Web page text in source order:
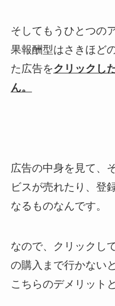
そしてもうひとつの
果報酬型はさきほど
た広告をクリックし
ん。
広告の中身を見て、
ビスが売れたり、登
なるものなんです。
なので、クリックし
の購入まで行かない
こちらのデメリット